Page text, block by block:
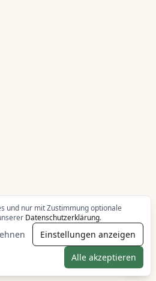
und nur mit Zustimmung optionale
Datenschutzerklärung.
Einstellungen anzeigen
Alle akzeptieren